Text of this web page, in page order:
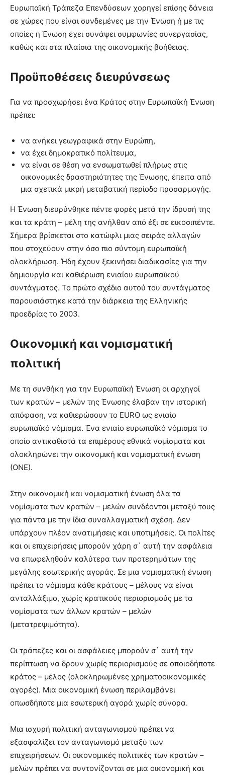
Ευρωπαϊκή Τράπεζα Επενδύσεων χορηγεί επίσης δάνεια
σε χώρες που είναι συνδεμένες με την Ένωση ή με τις
οποίες η Ένωση έχει συνάψει συμφωνίες συνεργασίας,
καθώς και στα πλαίσια της οικονομικής βοήθειας.
Προϋποθέσεις διευρύνσεως
Για να προσχωρήσει ένα Κράτος στην Ευρωπαϊκή Ένωση
πρέπει:
να ανήκει γεωγραφικά στην Ευρώπη,
να έχει δημοκρατικό πολίτευμα,
να είναι σε θέση να ενσωματωθεί πλήρως στις
οικονομικές δραστηριότητες της Ένωσης, έπειτα από
μια σχετικά μικρή μεταβατική περίοδο προσαρμογής.
Η Ένωση διευρύνθηκε πέντε φορές μετά την ίδρυσή της
και τα κράτη – μέλη της ανήλθαν από έξι σε εικοσιπέντε.
Σήμερα βρίσκεται στο κατώφλι μιας σειράς αλλαγών
που στοχεύουν στην όσο πιο σύντομη ευρωπαϊκή
ολοκλήρωση. Ήδη έχουν ξεκινήσει διαδικασίες για την
δημιουργία και καθιέρωση ενιαίου ευρωπαϊκού
συντάγματος. Το πρώτο σχέδιο αυτού του συντάγματος
παρουσιάστηκε κατά την διάρκεια της Ελληνικής
προεδρίας το 2003.
Οικονομική και νομισματική
πολιτική
Με τη συνθήκη για την Ευρωπαϊκή Ένωση οι αρχηγοί
των κρατών – μελών της Ένωσης έλαβαν την ιστορική
απόφαση, να καθιερώσουν το ΕURΟ ως ενιαίο
ευρωπαϊκό νόμισμα. Ένα ενιαίο ευρωπαϊκό νόμισμα το
οποίο αντικαθιστά τα επιμέρους εθνικά νομίσματα και
ολοκληρώνει την οικονομική και νομισματική ένωση
(ΟΝΕ).
Στην οικονομική και νομισματική ένωση όλα τα
νομίσματα των κρατών – μελών συνδέονται μεταξύ τους
για πάντα με την ίδια συναλλαγματική σχέση. Δεν
υπάρχουν πλέον ανατιμήσεις και υποτιμήσεις. Οι πολίτες
και οι επιχειρήσεις μπορούν χάρη σ` αυτή την ασφάλεια
να επωφεληθούν καλύτερα των προτερημάτων της
μεγάλης εσωτερικής αγοράς. Σε μια νομισματική ένωση
πρέπει το νόμισμα κάθε κράτους – μέλους να είναι
ανταλλάξιμο, χωρίς κρατικούς περιορισμούς με τα
νομίσματα των άλλων κρατών – μελών
(μετατρεψιμότητα).
Οι τράπεζες και οι ασφάλειες μπορούν σ` αυτή την
περίπτωση να δρουν χωρίς περιορισμούς σε οποιοδήποτε
κράτος – μέλος (ολοκληρωμένες χρηματοοικονομικές
αγορές). Μια οικονομική ένωση περιλαμβάνει
οπωσδήποτε μια εσωτερική αγορά χωρίς σύνορα.
Μια ισχυρή πολιτική ανταγωνισμού πρέπει να
εξασφαλίζει τον ανταγωνισμό μεταξύ των
επιχειρήσεων. Οι οικονομικές πολιτικές των κρατών –
μελών πρέπει να συντονίζονται σε μια οικονομική και